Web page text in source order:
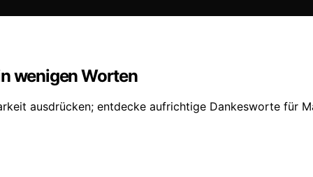
wenigen Worten
ausdrücken; entdecke aufrichtige Dankesworte für